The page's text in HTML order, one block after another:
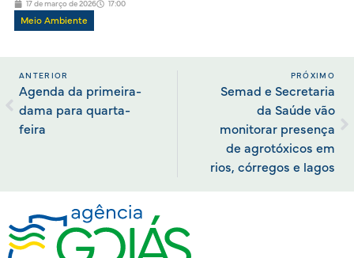
17 de março de 2026 17:00
Meio Ambiente
ANTERIOR
Agenda da primeira-
dama para quarta-
feira
PRÓXIMO
Semad e Secretaria
da Saúde vão
monitorar presença
de agrotóxicos em
rios, córregos e lagos